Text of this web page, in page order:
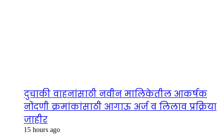
दुचाकी वाहनांसाठी नवीन मालिकेतील आकर्षक
नोंदणी क्रमांकांसाठी आगाऊ अर्ज व लिलाव प्रक्रिया
जाहीर
15 hours ago